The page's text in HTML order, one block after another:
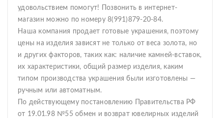
удовольствием помогут! Позвонить в интернет-
магазин можно по номеру 8(991)879-20-84.
Наша компания продает готовые украшения, поэтому
цены на изделия зависят не только от веса золота, но
и других факторов, таких как: наличие камней-вставок,
их характеристики, общий размер изделия, каким
типом производства украшения были изготовлены —
ручным или автоматным.
По действующему постановлению Правительства РФ
от 19.01.98 №55 обмен и возврат ювелирных изделий